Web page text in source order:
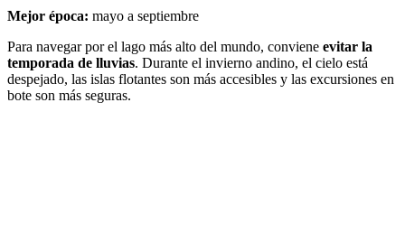
Mejor época: mayo a septiembre
Para navegar por el lago más alto del mundo, conviene evitar la
temporada de lluvias. Durante el invierno andino, el cielo está
despejado, las islas flotantes son más accesibles y las excursiones en
bote son más seguras.